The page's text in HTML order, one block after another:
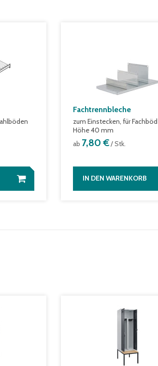
Fachtrennbleche
zum Einstecken, für
Höhe 40 mm
ab 7,80 €/ Stk.
IN DEN WARENKORB